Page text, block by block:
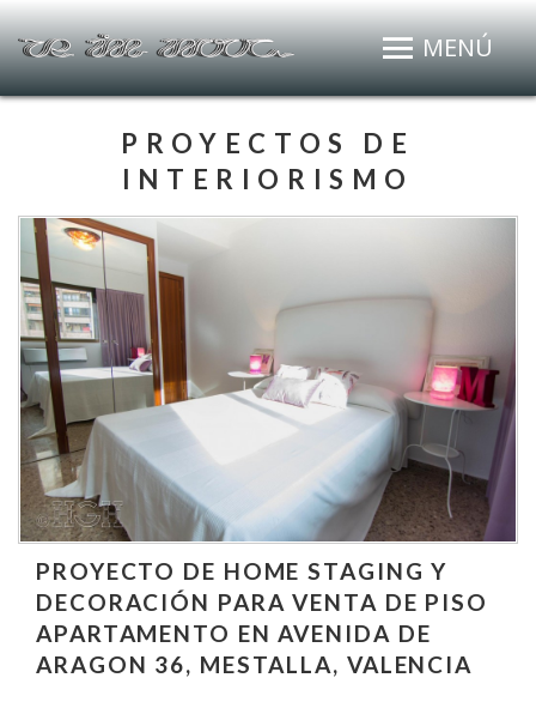
MENÚ
PROYECTOS DE
INTERIORISMO
PROYECTO DE HOME STAGING Y
DECORACIÓN PARA VENTA DE PISO
APARTAMENTO EN AVENIDA DE
ARAGON 36, MESTALLA, VALENCIA